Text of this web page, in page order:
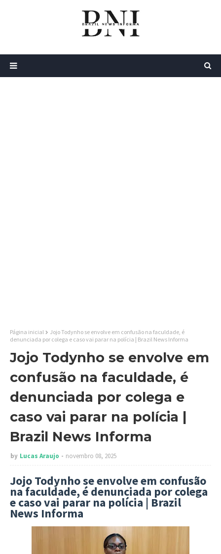
Página inicial
Jojo Todynho se envolve em confusão na faculdade, é
denunciada por colega e caso vai parar na polícia | Brazil News Informa
Jojo Todynho se envolve em
confusão na faculdade, é
denunciada por colega e
caso vai parar na polícia |
Brazil News Informa
by Lucas Araujo novembro 08, 2025
Jojo Todynho se envolve em confusão
na faculdade, é denunciada por colega
e caso vai parar na polícia | Brazil
News Informa